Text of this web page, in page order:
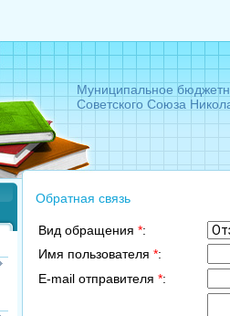
Муниципальное
Советского Союза
Обратная связь
Вид обращения *:
Имя пользователя *:
E-mail отправителя *: